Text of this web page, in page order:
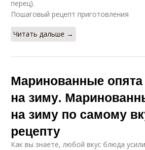
перец).
Пошаговый рецепт приготовления
Читать дальше →
Маринованные опята
на зиму.
на зиму по самому
рецепту
Как вы знаете, любой вкус блюда